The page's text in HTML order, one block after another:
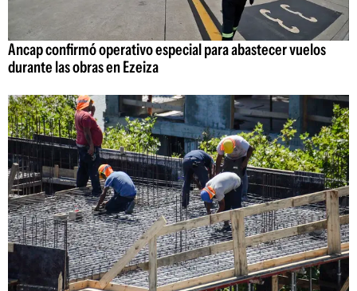
Ancap confirmó operativo especial para abastecer vuelos
durante las obras en Ezeiza